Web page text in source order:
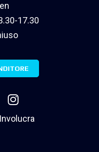
17.30
Involucra